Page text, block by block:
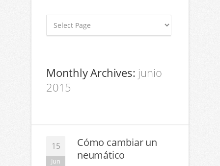
Monthly Archives: junio
2015
15
Jun
Cómo cambiar un
neumático